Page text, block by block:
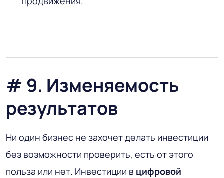
# 9. Изменяемость
результатов
Ни один бизнес не захочет делать инвестиции
без возможности проверить, есть от этого
польза или нет. Инвестиции в цифровой